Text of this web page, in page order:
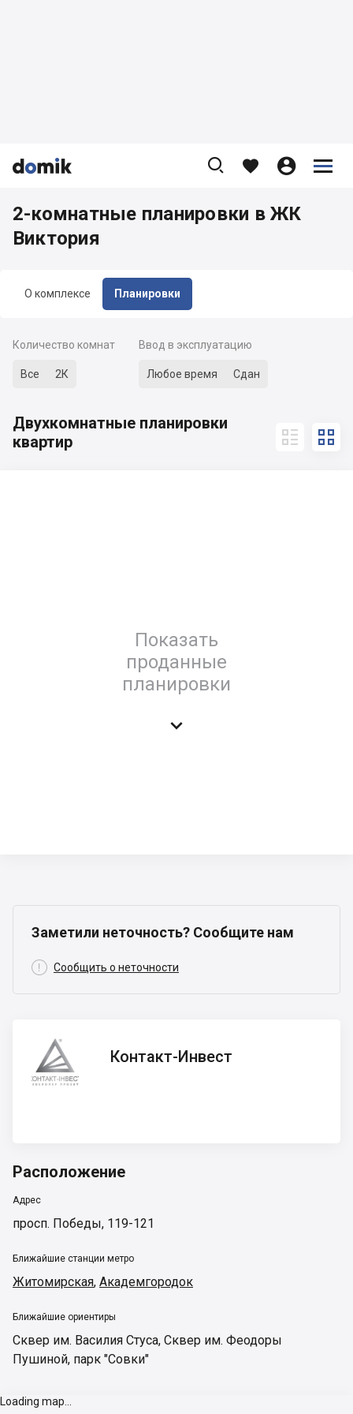


    


О комплексе Планировки
2-комнатные планировки в ЖК
Виктория
Количество комнат
Все 2К
Ввод в эксплуатацию
Любое время Сдан
Двухкомнатные планировки
квартир
 
Показать
проданные
планировки

Заметили неточность? Сообщите нам
 Сообщить о неточности
Контакт-
Инвест
Контакт-Инвест
Расположение
Адрес
просп. Победы, 119-121
Ближайшие станции метро
Житомирская, Академгородок
Ближайшие ориентиры
Сквер им. Василия Стуса, Сквер им. Феодоры
Пушиной, парк "Совки"
Loading map...